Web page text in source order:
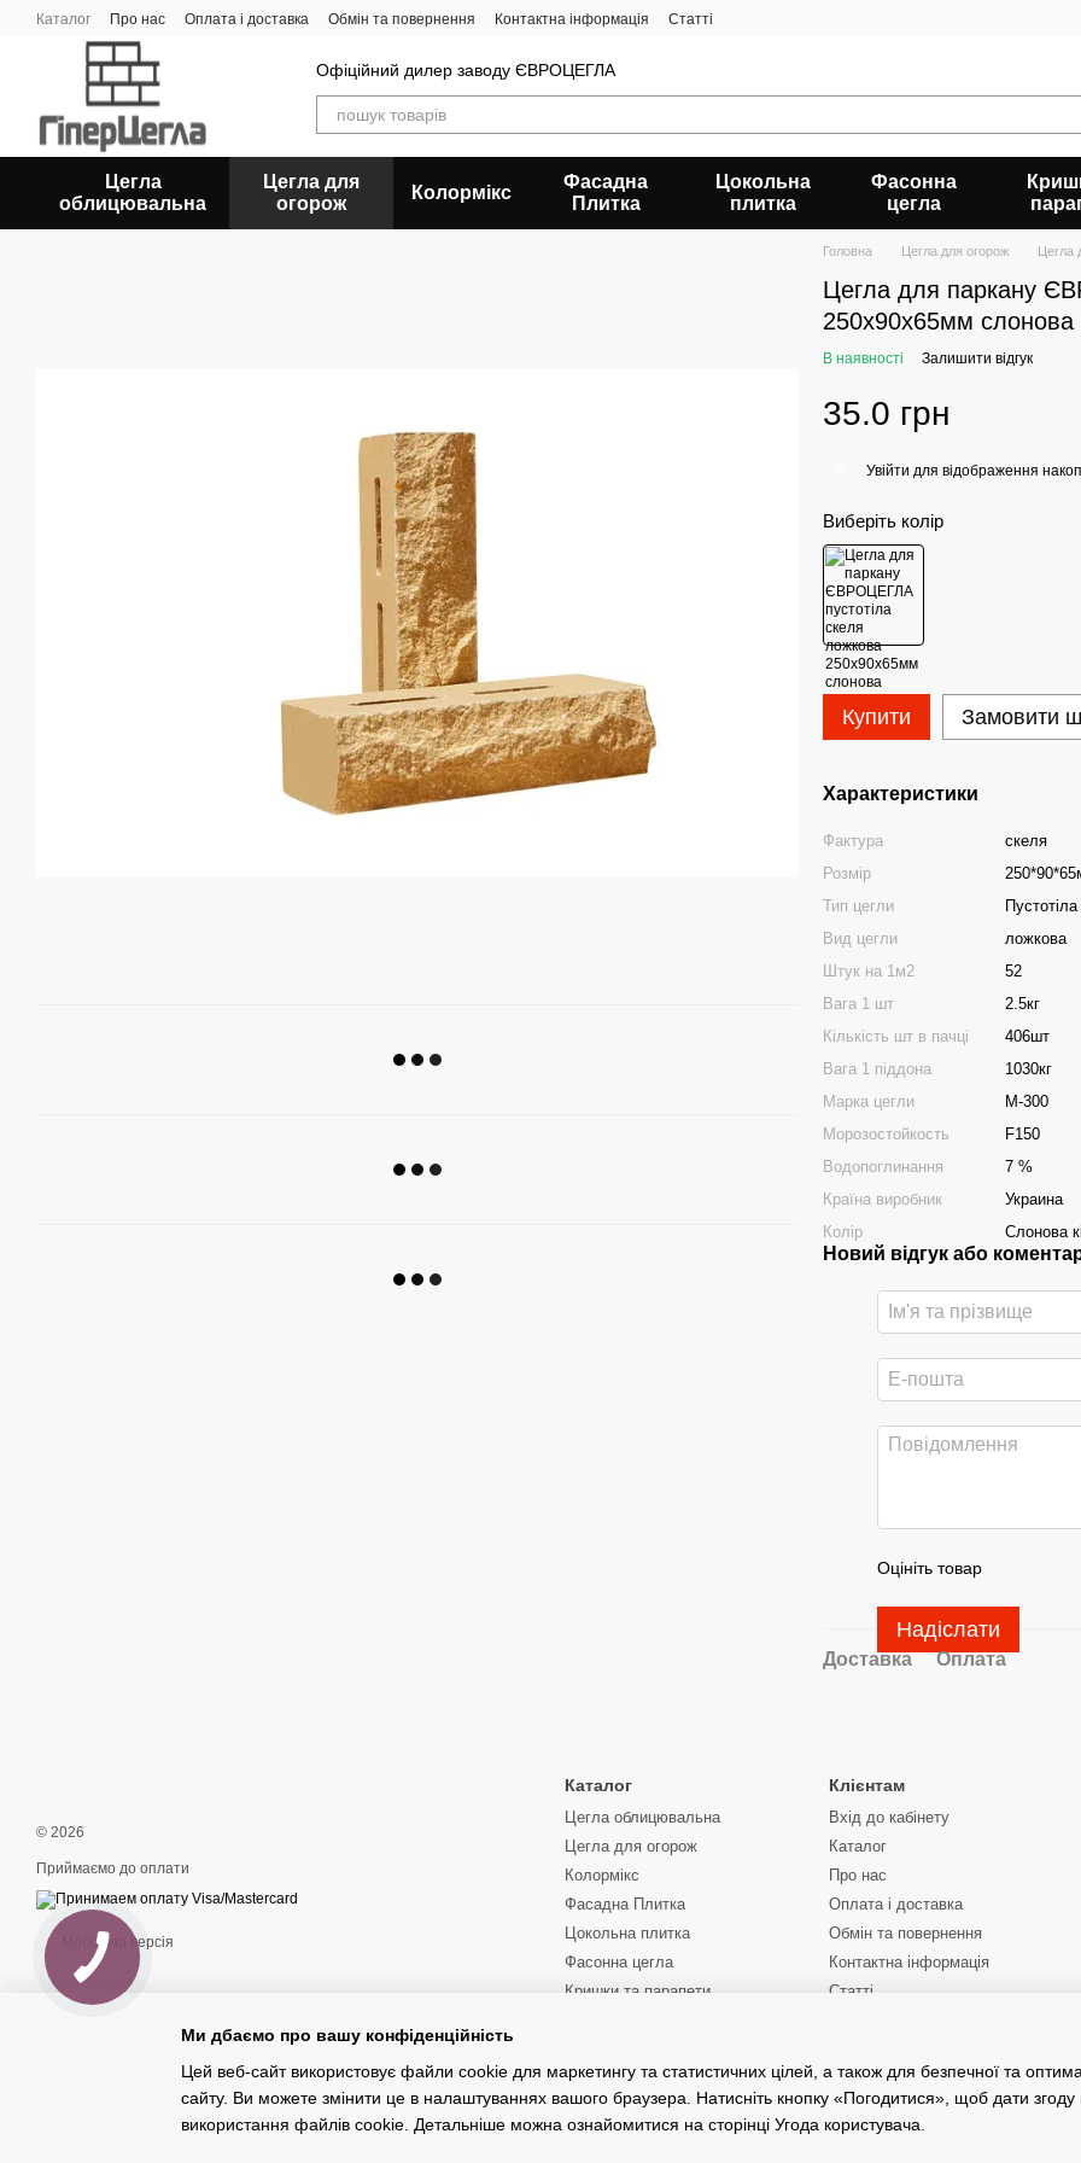
Перейти до основного контенту
Каталог Про нас Оплата і доставка Обмін та повернення Контактна інформація Статті
Офіційний дилер заводу ЄВРОЦЕГЛА
Цегла
облицювальна
Цегла для
огорож
Колормікс
Фасадна
Плитка
Цокольна
плитка
Фасонна
цегла
Головна Цегла для огорож Цегла
Цегла для паркану
250х90х65мм слонова
В наявності Залишити відгук
35.0 грн
Увійти для відображення
Виберіть колір
Купити Замовити
Характеристики
Фактура
скеля
Розмір
Тип цегли
Пустотіла
Вид цегли
ложкова
Штук на 1м2
52
Вага 1 шт
2.5кг
Кількість шт в пачці
406шт
Вага 1 піддона
1030кг
Марка цегли
М-300
Морозостойкость
F150
Водопоглинання
7 %
Країна виробник
Украина
Колір
Слонова
Новий відгук або
Оцініть товар
Надіслати
Доставка Оплата
© 2026
Приймаємо до оплати
Мобільна версія
Каталог
Цегла облицювальна
Цегла для огорож
Колормікс
Фасадна Плитка
Цокольна плитка
Фасонна цегла
Кришки та парапети
Київська область
Клієнтам
Вхід до кабінету
Каталог
Про нас
Оплата і доставка
Обмін та повернення
Контактна інформація
Статті
Ми дбаємо про вашу конфіденційність
Цей веб-сайт використовує файли cookie для маркетингу та статистичних цілей, а також для безпечної та
сайту. Ви можете змінити це в налаштуваннях вашого браузера. Натисніть кнопку «Погодитися», щоб дати згоду
використання файлів cookie. Детальніше можна ознайомитися на сторінці Угода користувача